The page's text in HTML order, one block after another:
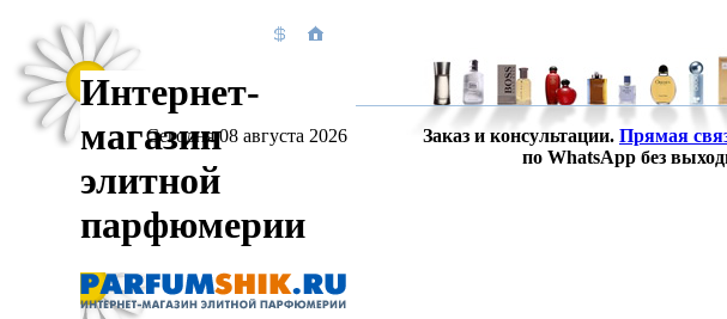
Интернет-
магазин
элитной
парфюмерии
Сегодня 08 августа 2026 Заказ и консультации. Прямая
по WhatsApp без